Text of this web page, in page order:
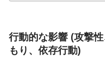
行動的な影響 (攻撃
もり、依存行動)